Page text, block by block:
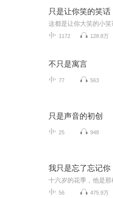
只是让你笑的笑话
这都是让你大笑的小
1172 128.8万
不只是寓言
77 563
只是声音的初创
25 948
我只是忘了忘记你
56 475.9万